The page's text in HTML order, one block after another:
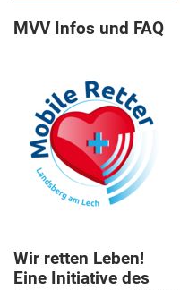
MVV Infos und FAQ
Wir retten Leben!
Eine Initiative des